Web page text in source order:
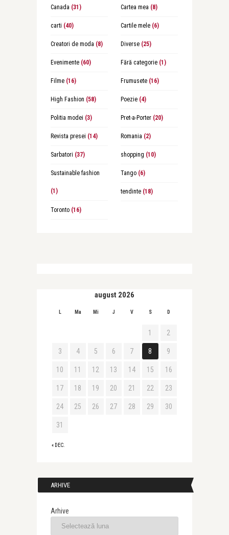
Canada (31) Cartea mea (8)
carti (40) Cartile mele(6)
Creatori de moda (8) Diverse(25)
Evenimente(60) Fără categorie(1)
Filme(16) Frumusete(16)
High Fashion (58) Poezie(4)
Politia modei (3) Pret-a-Porter(20)
Revista presei (14) Romania (2)
Sarbatori (37) shopping (10)
Sustainable fashion
(1)
Tango(6)
tendinte(18)
Toronto(16)
august 2026
L Ma Mi J V S D
« DEC.
1 2
3 4 5 6 7 8 9
10 11 12 13 14 15 16
17 18 19 20 21 22 23
24 25 26 27 28 29 30
31
ARHIVE
Arhive